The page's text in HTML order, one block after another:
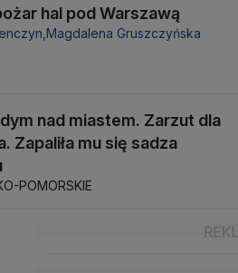
hal pod Warszawą
Magdalena Gruszczyńska
nad miastem. Zarzut dla
Zapaliła mu się sadza
POMORSKIE